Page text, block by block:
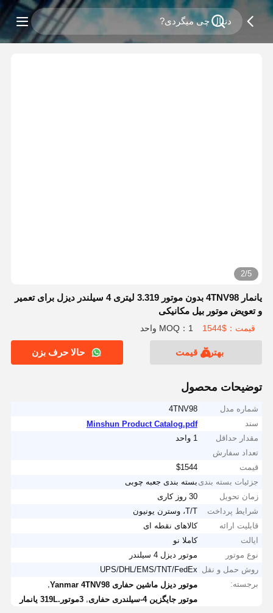
2/5
یانمار 4TNV98 بدون موتور 3.319 لیتری 4 سیلندر دیزل برای تعمیر
و تعویض موتور بیل مکانیکی
قیمت：$1544 MOQ：1 واحد
بهترین قیمت حالا حرف بزن
توضیحات محصول
شماره مدل
4TNV98
سند
Minshun Product Catalog.pdf
مقدار حداقل
تعداد سفارش
1 واحد
قیمت
$1544
جزئیات بسته بندی بسته بندی جعبه چوبی
زمان تحویل
30 روز کاری
شرایط پرداخت
T/T، وسترن یونیون
قابلیت ارائه
کالاهای نقطه ای
ایالت
کاملا نو
نوع موتور
موتور دیزل 4 سیلندر
روش حمل و نقل UPS/DHL/EMS/TNT/FedEx
برجسته:
موتور دیزل ماشین حفاری Yanmar 4TNV98
موتور جایگزین 4-سیلندری حفاری
,3موتور.319L یانمار